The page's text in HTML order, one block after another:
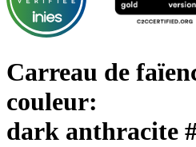
Carreau de
couleur:
dark anthracite